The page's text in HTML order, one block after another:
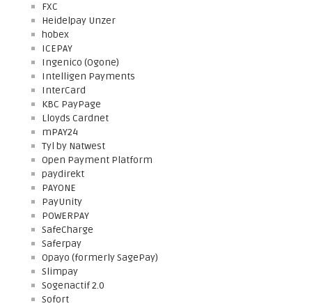
FXC
Heidelpay Unzer
hobex
ICEPAY
Ingenico (Ogone)
Intelligen Payments
InterCard
KBC PayPage
Lloyds Cardnet
mPAY24
Tyl by Natwest
Open Payment Platform
paydirekt
PAYONE
PayUnity
POWERPAY
SafeCharge
Saferpay
Opayo (formerly SagePay)
Slimpay
Sogenactif 2.0
Sofort